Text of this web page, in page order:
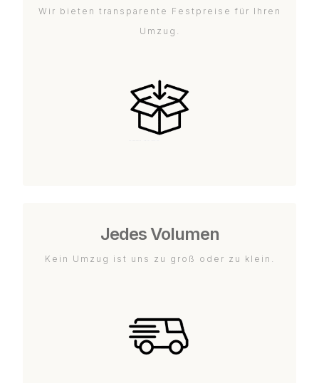
Wir bieten transparente Festpreise für Ihren
Umzug.
Jedes Volumen
Kein Umzug ist uns zu groß oder zu klein.